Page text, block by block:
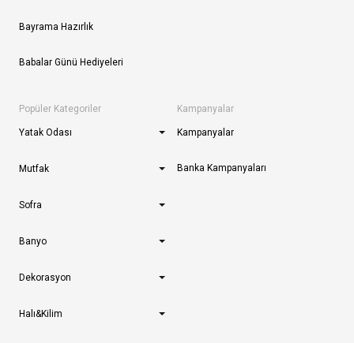
Bayrama Hazırlık
Babalar Günü Hediyeleri
Popüler Kategoriler
Yatak Odası
Mutfak
Sofra
Banyo
Dekorasyon
Halı&Kilim
Kampanyalar
Kampanyalar
Banka Kampanyaları